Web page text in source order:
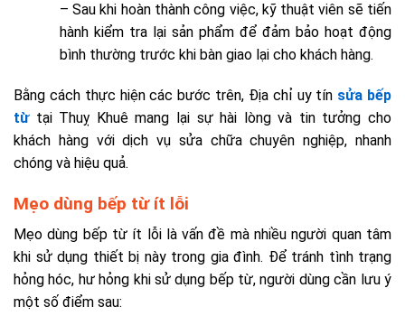
– Sau khi hoàn thành công việc, kỹ thuật viên sẽ tiến
hành kiểm tra lại sản phẩm để đảm bảo hoạt động
bình thường trước khi bàn giao lại cho khách hàng.
Bằng cách thực hiện các bước trên, Địa chỉ uy tín sửa bếp
từtại Thuỵ Khuê mang lại sự hài lòng và tin tưởng cho
khách hàng với dịch vụ sửa chữa chuyên nghiệp, nhanh
chóng và hiệu quả.
Mẹo dùng bếp từ ít lỗi
Mẹo dùng bếp từ ít lỗi là vấn đề mà nhiều người quan tâm
khi sử dụng thiết bị này trong gia đình. Để tránh tình trạng
hỏng hóc, hư hỏng khi sử dụng bếp từ, người dùng cần lưu ý
một số điểm sau: